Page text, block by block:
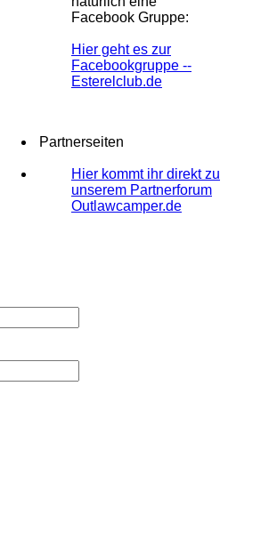
Facebook Gruppe:
Hier geht es zur
Facebookgruppe --
Esterelclub.de
Partnerseiten
Hier kommt ihr direkt zu
unserem Partnerforum
Outlawcamper.de